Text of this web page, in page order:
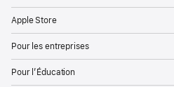
Apple Store
Pour les entreprises
Pour l’Éducation